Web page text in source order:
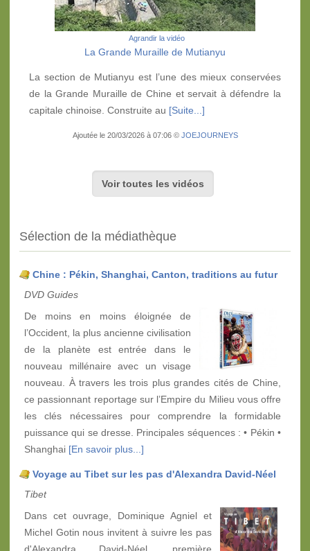
Agrandir la vidéo
La Grande Muraille de Mutianyu
La section de Mutianyu est l’une des mieux conservées
de la Grande Muraille de Chine et servait à défendre la
capitale chinoise. Construite au [Suite...]
Ajoutée le 20/03/2026 à 07:06 © JOEJOURNEYS
Voir toutes les vidéos
Sélection de la médiathèque
Chine : Pékin, Shanghai, Canton, traditions au futur
DVD Guides
De moins en moins éloignée de
l’Occident, la plus ancienne civilisation
de la planète est entrée dans le
nouveau millénaire avec un visage
nouveau. À travers les trois plus grandes cités de Chine,
ce passionnant reportage sur l’Empire du Milieu vous offre
les clés nécessaires pour comprendre la formidable
puissance qui se dresse. Principales séquences : • Pékin •
Shanghai [En savoir plus...]
Voyage au Tibet sur les pas d'Alexandra David-Néel
Tibet
Dans cet ouvrage, Dominique Agniel et
Michel Gotin nous invitent à suivre les pas